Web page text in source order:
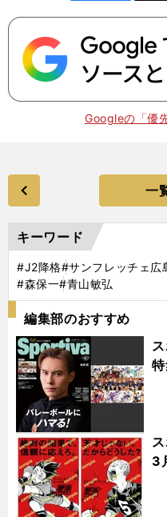
Googleの「優
一
キーワード
#J2降格#サンフレッチェ広
#森保一#青山敏弘
編集部のおすすめ
3